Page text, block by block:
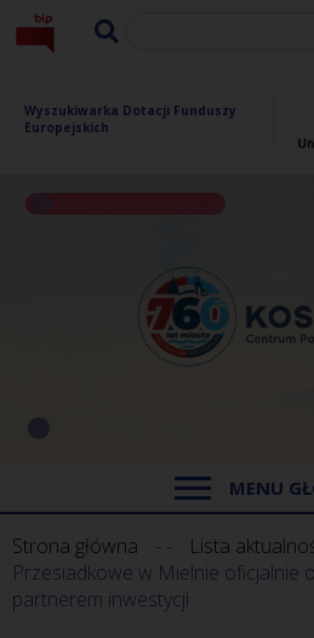
Wyszukiwarka Dotacji Funduszy
Europejskich
MENU
Strona główna Lista
Przesiadkowe w Mielnie oficjalnie
partnerem inwestycji